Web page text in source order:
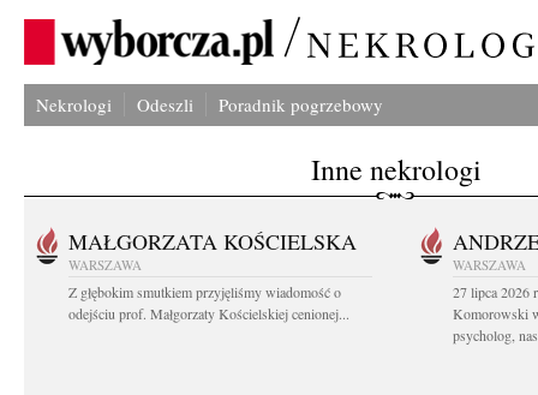
Nekrologi Odeszli Poradnik pogrzebowy
Inne nekrologi
MAŁGORZATA KOŚCIELSKA
WARSZAWA
Z głębokim smutkiem przyjęliśmy wiadomość o
odejściu prof. Małgorzaty Kościelskiej cenionej...
WARSZAWA
27 lipca 2026
Komorowski
psycholog,